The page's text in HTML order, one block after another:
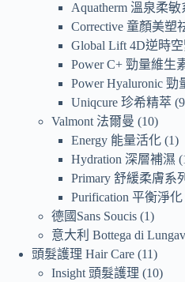
Aquatherm 溫泉柔敏
Corrective 童顏美塑
Global Lift 4D逆時
Power C+ 勁量維生
Power Hyaluronic
Uniqcure 珍希精萃 9
Valmont 法爾曼
10
Energy 能量活化 1
Hydration 深層補濕
Primary 舒緩柔膚系列
Purification 平衡淨化
德國Sans Soucis 1
意大利 Bottega di
頭髮護理 Hair Care 11
Insight 頭髮護理
10